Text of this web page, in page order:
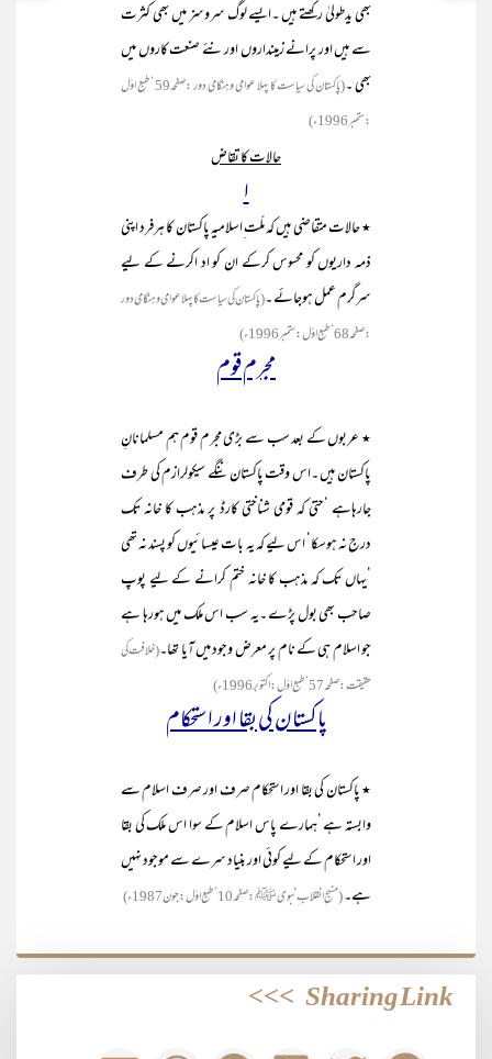
بھی یدطولیٰ رکھتے ہیں ۔ایسے لوگ سروسز میں بھی کثرت
سے ہیں اور پرانے زمینداروں اور نئے صنعت کاروں میں
بھی ۔
(پاکستان کی سیاست کا پہلا عوامی وہنگامی دور :صفحہ59 ‘طبع اوّل
:ستمبر 1996ء)
حالات کا تقاض
ا
٭ حالات متقاضی ہیں کہ ملّت ِاسلامیہ پاکستان کا ہرفرد اپنی
ذمہ داریوں کو محسوس کرکے ان کو اد اکرنے کے لیے
سرگرم عمل ہوجائے ۔(پاکستان کی سیاست کا پہلا عوامی وہنگامی دور
:صفحہ68 ‘طبع اوّل :ستمبر 1996ء)
مجرم قوم
٭ عربوں کے بعد سب سے بڑی مجرم قوم ہم مسلمانانِ
پاکستان ہیں ۔اس وقت پاکستان ننگے سیکولرازم کی طرف
جارہاہے ‘حتیٰ کہ قومی شناختی کارڈ پر مذہب کا خانہ تک
درج نہ ہوسکا‘ اس لیے کہ یہ بات عیسائیوں کو پسند نہ تھی
‘یہاں تک کہ مذہب کا خانہ ختم کرانے کے لیے پوپ
صاحب بھی بول پڑے ۔یہ سب اس ملک میں ہورہا ہے
جو اسلام ہی کے نام پر معرض وجود میں آیا تھا۔(خلافت کی
حقیقت :صفحہ57‘طبع اوّل :اکتوبر 1996ء)
پاکستان کی بقا اور استحکام
٭ پاکستان کی بقا اور استحکام صرف اور صرف اسلام سے
وابستہ ہے ‘ہمارے پاس اسلام کے سوا اس ملک کی بقا
اور استحکام کے لیے کوئی اور بنیاد سرے سے موجود نہیں
ہے۔(منہج ِانقلاب ِنبوی ﷺ :صفحہ10‘طبع اوّل :جون1987ء)
Sharing Link
>>>